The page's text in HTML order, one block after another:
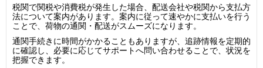
税関で関税や消費税が発生した場合、配送会社や税関から支払方
法について案内があります。案内に従って速やかに支払いを行う
ことで、荷物の通関・配送がスムーズになります。
通関手続きに時間がかかることもありますが、追跡情報を定期的
に確認し、必要に応じてサポートへ問い合わせることで、状況を
把握できます。